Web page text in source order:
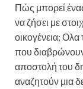
Πώς μπορεί
να ζήσει με
οικογένεια;
που
αποστολή του
αναζητούν μια